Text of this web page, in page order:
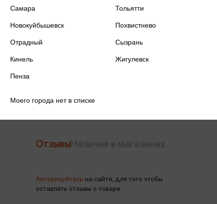
Отзывы
Авторизуйтесь на сайте, для того чтобы
оставлять отзывы о товаре.
Самара Тольятти
Новокуйбышевск Похвистнево
Отрадный Сызрань
Кинель Жигулевск
Пенза
Моего города нет в списке